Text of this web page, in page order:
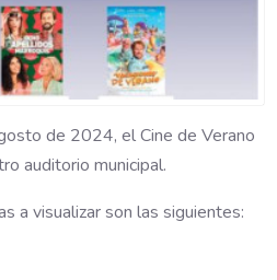
de 2024, el Cine de Verano
auditorio municipal.
a visualizar son las siguientes: